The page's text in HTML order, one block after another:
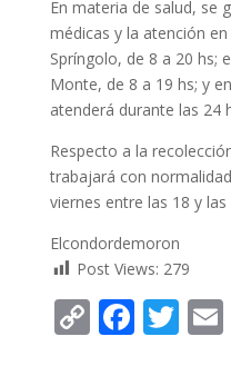
En materia de salud, se
médicas y la atención
Spríngolo, de 8 a 20 hs;
Monte, de 8 a 19 hs; y
atenderá durante las 24
Respecto a la
trabajará con
viernes entre las 18 y las
Elcondordemoron
Post Views: 279
C F T